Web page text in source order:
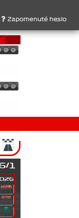
Slezar , 3.
Zapomenuté heslo